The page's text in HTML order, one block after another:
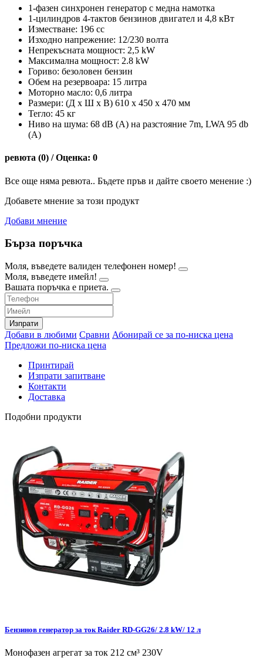
1-фазен синхронен генератор с медна намотка
1-цилиндров 4-тактов бензинов двигател и 4,8 кВт
Изместване: 196 cc
Изходно напрежение: 12/230 волта
Непрекъсната мощност: 2,5 kW
Максимална мощност: 2.8 kW
Гориво: безоловен бензин
Обем на резервоара: 15 литра
Моторно масло: 0,6 литра
Размери: (Д х Ш х В) 610 х 450 х 470 мм
Тегло: 45 кг
Ниво на шума: 68 dB (A) на разстояние 7m, LWA 95 db
(A)
ревюта (0) / Оценка: 0
Все още няма ревюта.. Бъдете пръв и дайте своето менение :)
Добавете мнение за този продукт
Добави мнение
Бърза поръчка
Моля, въведете валиден телефонен номер!
Моля, въведете имейл!
Вашата поръчка е приета.
Изпрати
Добави в любими Сравни Абонирай се за по-ниска цена
Предложи по-ниска цена
Принтирай
Изпрати запитване
Контакти
Доставка
Подобни продукти
Бензинов генератор за ток Raider RD-GG26/ 2.8 kW/ 12 л
Монофазен агрегат за ток 212 см³ 230V